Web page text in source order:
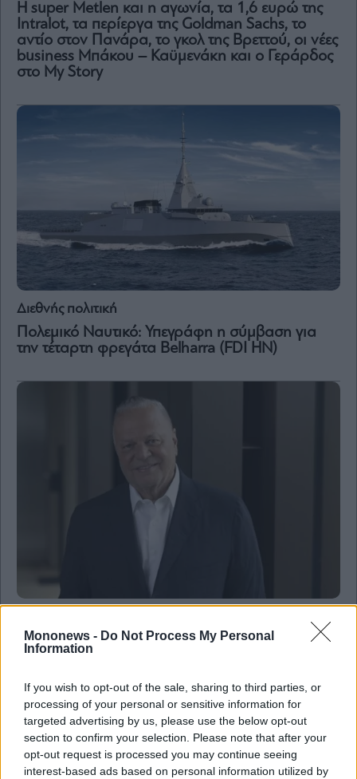
Mononews - Do Not Process My Personal
Information
If you wish to opt-out of the sale, sharing to third parties, or
processing of your personal or sensitive information for
targeted advertising by us, please use the below opt-out
section to confirm your selection. Please note that after your
opt-out request is processed you may continue seeing
interest-based ads based on personal information utilized by
H super Metlen και η αγωνία, τα 1,6 ευρώ της
Intralot, τα περίεργα της Goldman Sachs, το
αντίο στον Πανάρα, τo γκολ της Βρεττού, οι νέες
business Μπάκου – Καϋμενάκη και ο Γεράρδος
στο My Story
Διεθνής πολιτική
Πολεμικό Ναυτικό: Υπεγράφη η σύμβαση για
την τέταρτη φρεγάτα Belharra (FDI HN)
Metlen: Συνεχίζεται η συνεργασία ορόσημο με
την Naval Group στο πρόγραμμα των φρεγατών